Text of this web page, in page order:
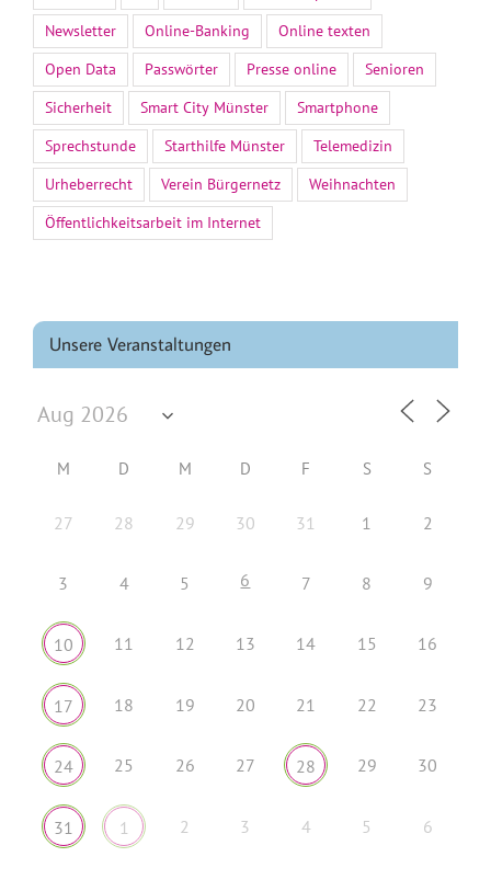
Unsere Veranstaltungen
M D M D F S S
27 28 29 30 31 1 2
3 4 5 6 7 8 9
10 11 12 13 14 15 16
17 18 19 20 21 22 23
24 25 26 27 28 29 30
31 1 2 3 4 5 6
Newsletter
Online-Banking
Online texten
Open Data
Passwörter Presse online
Senioren
Sicherheit
Smart City Münster
Smartphone
Sprechstunde
Starthilfe Münster
Telemedizin
Urheberrecht
Verein Bürgernetz
Weihnachten
Öffentlichkeitsarbeit im Internet